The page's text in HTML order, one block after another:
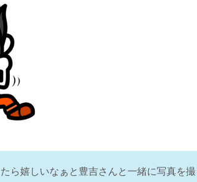
ら嬉しいなぁと豊吉さんと一緒に写真を撮